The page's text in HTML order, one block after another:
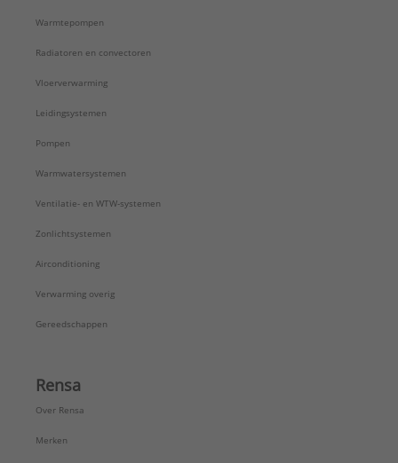
Warmtepompen
Radiatoren en convectoren
Vloerverwarming
Leidingsystemen
Pompen
Warmwatersystemen
Ventilatie- en WTW-systemen
Zonlichtsystemen
Airconditioning
Verwarming overig
Gereedschappen
Rensa
Over Rensa
Merken